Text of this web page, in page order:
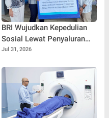
BRI Wujudkan Kepedulian
Sosial Lewat Penyaluran
Paket Sembako di
Jul 31, 2026